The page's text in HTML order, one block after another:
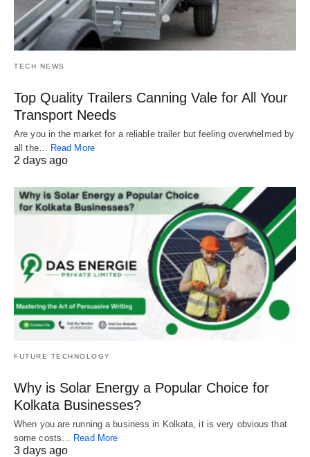
TECH NEWS
Top Quality Trailers Canning Vale for All Your
Transport Needs
Are you in the market for a reliable trailer but feeling overwhelmed by
all the… Read More
2 days ago
FUTURE TECHNOLOGY
Why is Solar Energy a Popular Choice for
Kolkata Businesses?
When you are running a business in Kolkata, it is very obvious that
some costs…
Read More
3 days ago